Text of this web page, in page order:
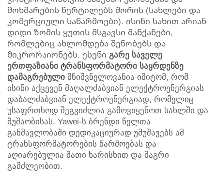
მოხმარების წერტილებს შორის (სახლები და
კომერციული საწარმოები). ისინი სახით არიან
დიდი ზომის ყუთის მსგავსი მანქანები,
რომლებიც ახლომდება შენობებს და
მიკრორაიონებს. ესენი გარე საველე
ერთფაზიანი ტრანსფორმატორი საყრდენზე
დამაგრებული მნიშვნელოვანია იმიტომ, რომ
ისინი აქცევენ მაღალძაბვიან ელექტროენერგიას
დაბალძაბვიან ელექტროენერგიად, რომელიც
უსაფრთხოდ შეგვიძლია გამოვიყენოთ სახლში და
მუშაობისას. Yawei-ს ბრენდი წელთა
განმავლობაში დედიკაციურად უმუშავებს ამ
ტრანსფორმატორების წარმოებას და
აღიარებულია მათი ხარისხით და მაგრი
გამძლეობით.